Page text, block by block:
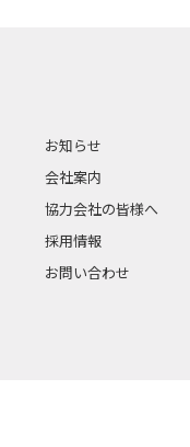
お知らせ
会社案内
協力会社の皆様へ
採用情報
お問い合わせ